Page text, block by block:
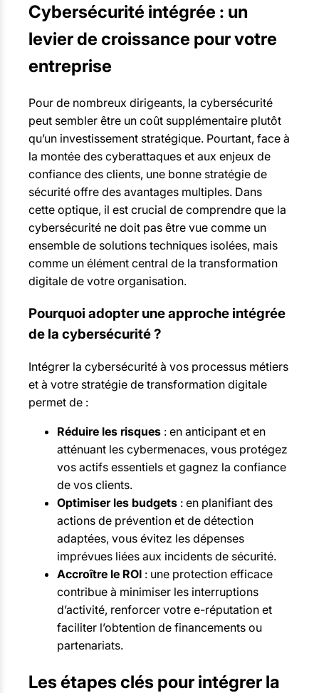
Cybersécurité intégrée : un
levier de croissance pour votre
entreprise
Pour de nombreux dirigeants, la cybersécurité
peut sembler être un coût supplémentaire plutôt
qu’un investissement stratégique. Pourtant, face à
la montée des cyberattaques et aux enjeux de
confiance des clients, une bonne stratégie de
sécurité offre des avantages multiples. Dans
cette optique, il est crucial de comprendre que la
cybersécurité ne doit pas être vue comme un
ensemble de solutions techniques isolées, mais
comme un élément central de la transformation
digitale de votre organisation.
Pourquoi adopter une approche intégrée
de la cybersécurité ?
Intégrer la cybersécurité à vos processus métiers
et à votre stratégie de transformation digitale
permet de :
Réduire les risques : en anticipant et en
atténuant les cybermenaces, vous protégez
vos actifs essentiels et gagnez la confiance
de vos clients.
Optimiser les budgets : en planifiant des
actions de prévention et de détection
adaptées, vous évitez les dépenses
imprévues liées aux incidents de sécurité.
Accroître le ROI : une protection efficace
contribue à minimiser les interruptions
d’activité, renforcer votre e-réputation et
faciliter l’obtention de financements ou
partenariats.
Les étapes clés pour intégrer la